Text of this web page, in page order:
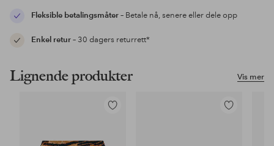
Fleksible betalingsmåter– Betale nå, senere eller dele opp
Enkel retur– 30 dagers returrett*
Vis mer
Lignende produkter
Legg
Legg